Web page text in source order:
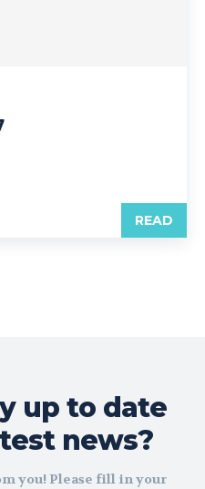
READ
up to date
news?
you! Please fill in your